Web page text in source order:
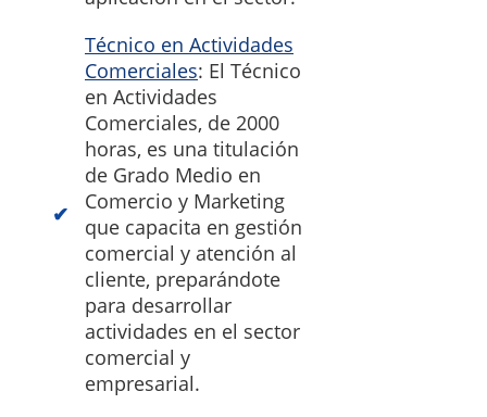
Técnico en Actividades
Comerciales: El Técnico
en Actividades
Comerciales, de 2000
horas, es una titulación
de Grado Medio en
Comercio y Marketing
que capacita en gestión
comercial y atención al
cliente, preparándote
para desarrollar
actividades en el sector
comercial y
empresarial.